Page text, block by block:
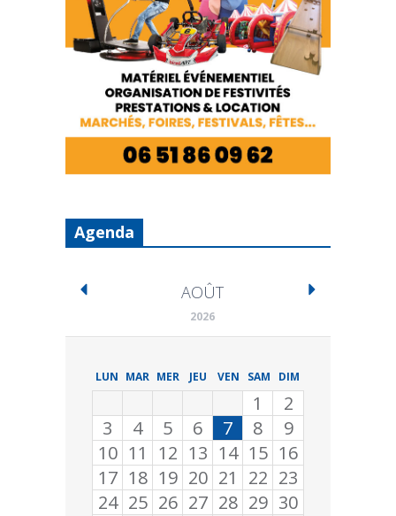
Agenda
AOÛT
2026
LUN MAR MER JEU VEN SAM DIM
1
2
3
4 5 6 7 8
9
10 11 12 13 14 15 16
17 18 19 20 21 22 23
24 25 26 27 28 29 30